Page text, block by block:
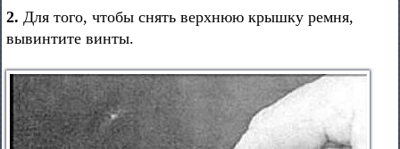
2. Для того, чтобы снять верхнюю крышку ремня,
вывинтите винты.